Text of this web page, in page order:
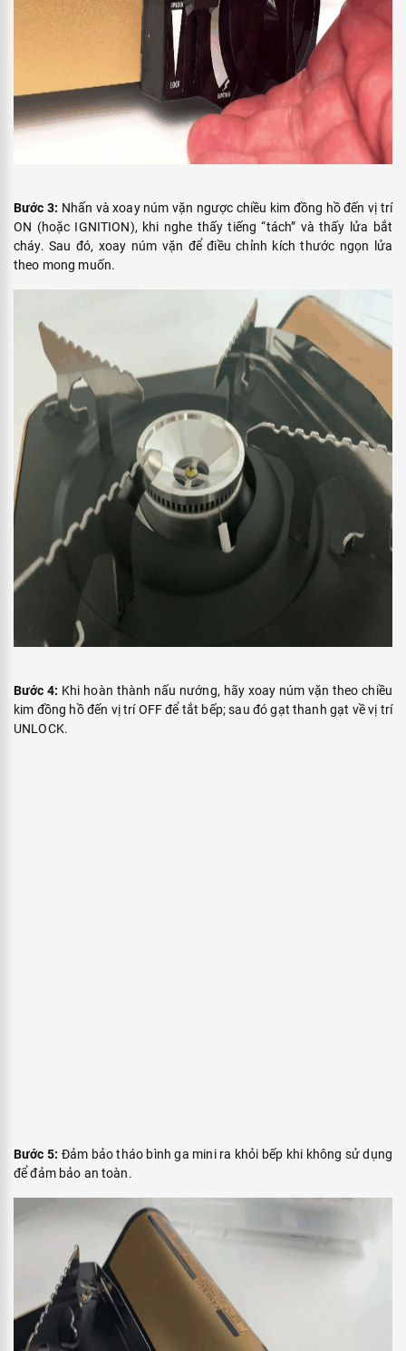
Bước 4:Khi hoàn thành nấu nướng, hãy xoay núm vặn theo chiều
kim đồng hồ đến vị trí OFF để tắt bếp; sau đó gạt thanh gạt về vị trí
UNLOCK.
Bước 5:
Đảm bảo tháo bình ga mini ra khỏi bếp khi không sử dụng
để đảm bảo an toàn.
giảm tuổi thọ của bếp ga mini.
Lấy bình gas ra sau khi nấu
Khi không sử dụng, hãy lấy bình gas mini ra khỏi bếp và đậy nắp.
Bảo quản bình ở nơi thoáng mát, không quá 40°C.
Vệ sinh định kỳ
Bếp gas mini sẽ dễ bám bụi bẩn và dầu mỡ khi sử dụng lâu ngày, vì